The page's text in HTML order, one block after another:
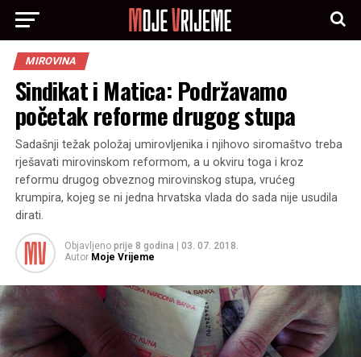
MIROVINA
Sindikat i Matica: Podržavamo
početak reforme drugog stupa
Sadašnji težak položaj umirovljenika i njihovo siromaštvo treba
rješavati mirovinskom reformom, a u okviru toga i kroz
reformu drugog obveznog mirovinskog stupa, vrućeg
krumpira, kojeg se ni jedna hrvatska vlada do sada nije usudila
dirati.
Objavljeno prije 8 godina
03. 07. 2018.
Autor Moje Vrijeme